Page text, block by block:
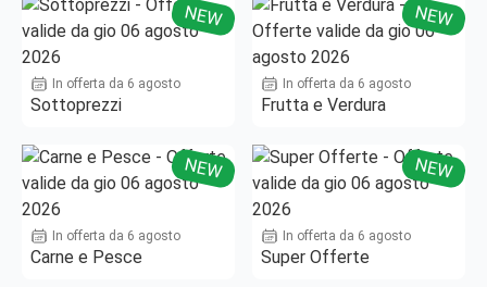
NEW
In offerta da 6 agosto
Sottoprezzi
NEW
In offerta da 6 agosto
Frutta e Verdura
NEW
In offerta da 6 agosto
Carne e Pesce
NEW
In offerta da 6 agosto
Super Offerte